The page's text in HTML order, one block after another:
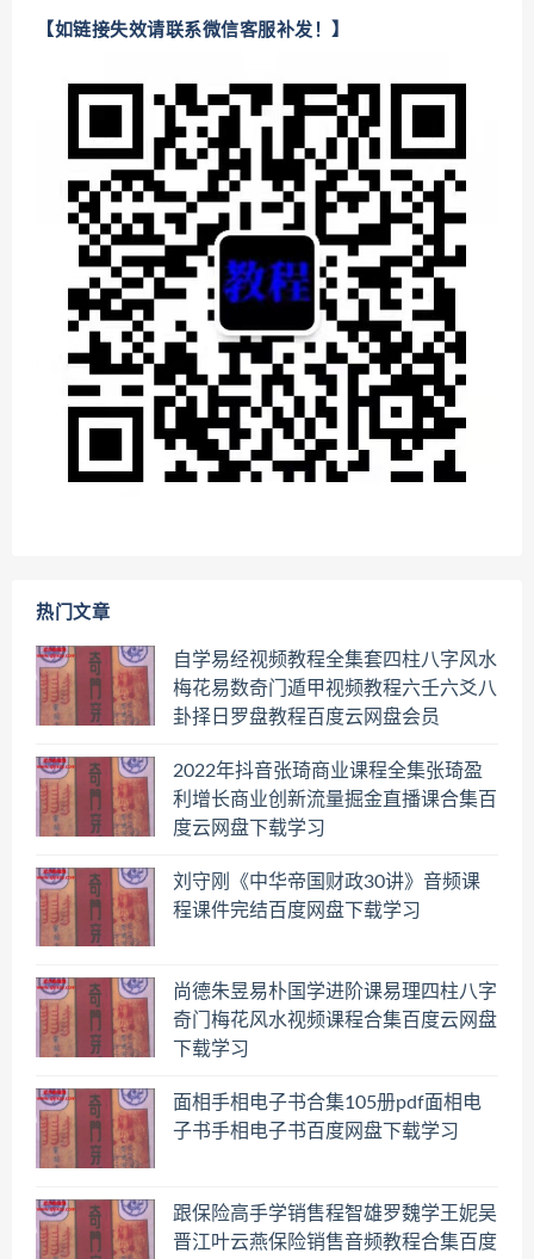
【如链接失效请联系微信客服补发！】
热门文章
自学易经视频教程全集套四柱八字风水
梅花易数奇门遁甲视频教程六壬六爻八
卦择日罗盘教程百度云网盘会员
2022年抖音张琦商业课程全集张琦盈
利增长商业创新流量掘金直播课合集百
度云网盘下载学习
刘守刚《中华帝国财政30讲》音频课
程课件完结百度网盘下载学习
尚德朱昱易朴国学进阶课易理四柱八字
奇门梅花风水视频课程合集百度云网盘
下载学习
面相手相电子书合集105册pdf面相电
子书手相电子书百度网盘下载学习
跟保险高手学销售程智雄罗魏学王妮吴
晋江叶云燕保险销售音频教程合集百度